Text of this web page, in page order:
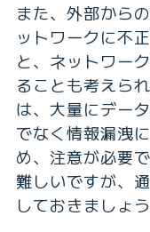
また、外部から
ットワークに不
と、ネットワー
ることも考えら
は、大量にデー
でなく情報漏洩
め、注意が必要
難しいですが、
しておきましょう